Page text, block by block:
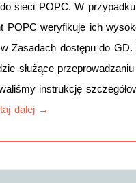
sieci POPC. W
POPC weryfikuje ich
Zasadach dostępu do
służące
instrukcję
dalej →